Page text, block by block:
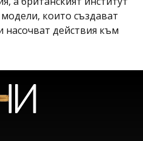
модели, които създават
действия към